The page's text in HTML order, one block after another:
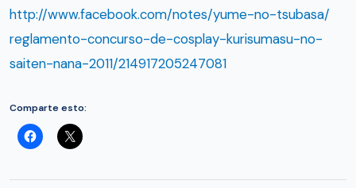
http://www.facebook.com/notes/yume-no-tsubasa/
reglamento-concurso-de-cosplay-kurisumasu-no-
saiten-nana-2011/214917205247081
Comparte esto: